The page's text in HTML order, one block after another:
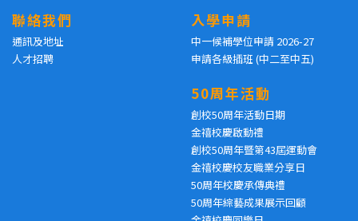
聯絡我們
通訊及地址
人才招聘
入學申請
中一候補學位申請 2026-27
申請各級插班 (中二至中五)
50周年活動
創校50周年活動日期
金禧校慶啟動禮
創校50周年暨第43屆運動會
金禧校慶校友職業分享日
50周年校慶承傳典禮
50周年綜藝成果展示回顧